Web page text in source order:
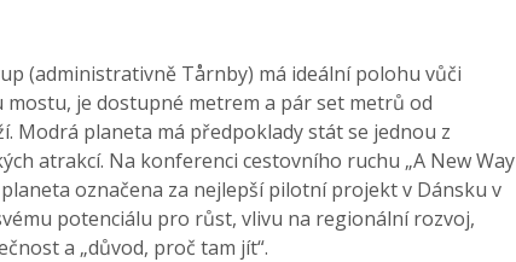
(administrativně Tårnby) má ideální polohu vůči
mostu, je dostupné metrem a pár set metrů od
Modrá planeta má předpoklady stát se jednou z
atrakcí. Na konferenci cestovního ruchu „A New Way
označena za nejlepší pilotní projekt v Dánsku v
potenciálu pro růst, vlivu na regionální rozvoj,
a „důvod, proč tam jít“.